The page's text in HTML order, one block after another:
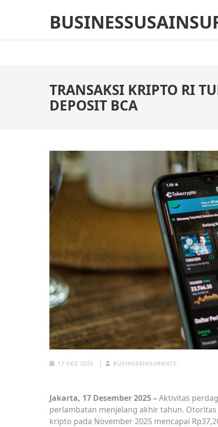
(Press
TRANSAKSI KRIPTO RI
DEPOSIT BCA
17 DEC 2025 BUSINESSINSURANCE
Jakarta, 17 Desember 2025 –Aktivitas
perlambatan menjelang akhir tahun. Otoritas
kripto pada November 2025 mencapai